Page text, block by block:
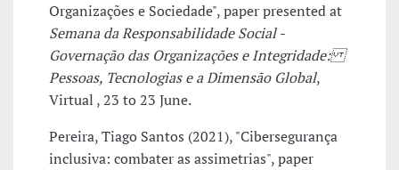
Organizações e Sociedade", paper presented at
Semana da Responsabilidade Social -
Governação das Organizações e Integridade:
Pessoas, Tecnologias e a Dimensão Global,
Virtual , 23 to 23 June.
Pereira, Tiago Santos (2021), "Cibersegurança
inclusiva: combater as assimetrias", paper